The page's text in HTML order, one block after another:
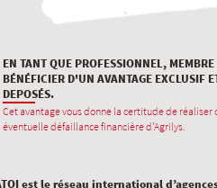
EN TANT QUE PROFESSIONNEL,
BÉNÉFICIER D'UN AVANTAGE EXCLUSIF
DEPOSÉS.
Cet avantage vous donne la certitude de réaliser
éventuelle défaillance financière d'Agrilys.
est le réseau international